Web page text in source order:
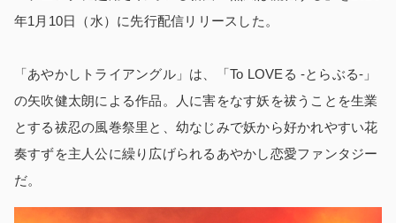
年1月10日（水）に先行配信リリースした。
「あやかしトライアングル」は、「To LOVEる -とらぶる-」
の矢吹健太朗による作品。人に害をなす妖を祓うことを生業
とする祓忍の風巻祭里と、幼なじみで妖から好かれやすい花
奏すずを主人公に繰り広げられるあやかし恋愛ファンタジー
だ。